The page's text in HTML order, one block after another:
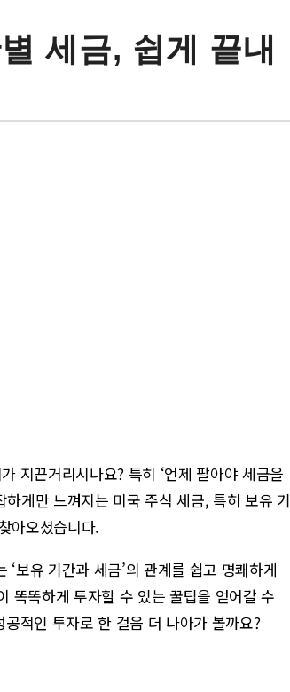
세금, 쉽게 끝내
지끈거리시나요? 특히 ‘언제 팔아야 세금을
게만 느껴지는 미국 주식 세금, 특히 보유 기
아오셨습니다.
보유 기간과 세금’의 관계를 쉽고 명쾌하게
똑똑하게 투자할 수 있는 꿀팁을 얻어갈 수
적인 투자로 한 걸음 더 나아가 볼까요?